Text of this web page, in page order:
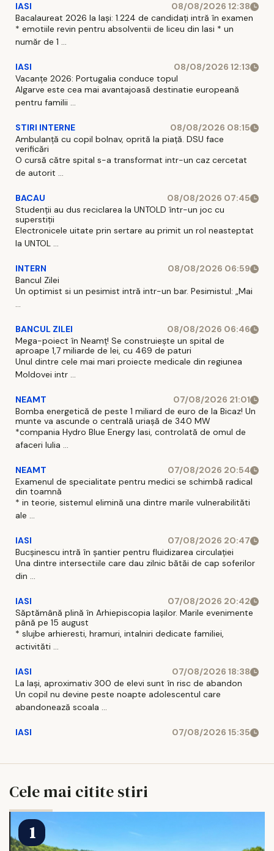
IASI
08/08/2026 12:38
Bacalaureat 2026 la Iași: 1.224 de candidați intră în examen
* emotiile revin pentru absolventii de liceu din Iasi * un
număr de 1 ...
IASI
08/08/2026 12:13
Vacanțe 2026: Portugalia conduce topul
Algarve este cea mai avantajoasă destinatie europeană
pentru familii ...
STIRI INTERNE
08/08/2026 08:15
Ambulanță cu copil bolnav, oprită la piață. DSU face
verificări
O cursă către spital s-a transformat intr-un caz cercetat
de autorit ...
BACAU
08/08/2026 07:45
Studenții au dus reciclarea la UNTOLD într-un joc cu
superstiții
Electronicele uitate prin sertare au primit un rol neasteptat
la UNTOL ...
INTERN
08/08/2026 06:59
Bancul Zilei
Un optimist si un pesimist intră intr-un bar. Pesimistul: „Mai
...
BANCUL ZILEI
08/08/2026 06:46
Mega-poiect în Neamț! Se construiește un spital de
aproape 1,7 miliarde de lei, cu 469 de paturi
Unul dintre cele mai mari proiecte medicale din regiunea
Moldovei intr ...
NEAMT
07/08/2026 21:01
Bomba energetică de peste 1 miliard de euro de la Bicaz! Un
munte va ascunde o centrală uriașă de 340 MW
*compania Hydro Blue Energy Iasi, controlată de omul de
afaceri Iulia ...
NEAMT
07/08/2026 20:54
Examenul de specialitate pentru medici se schimbă radical
din toamnă
* in teorie, sistemul elimină una dintre marile vulnerabilităti
ale ...
IASI
07/08/2026 20:47
Bucșinescu intră în șantier pentru fluidizarea circulației
Una dintre intersectiile care dau zilnic bătăi de cap soferilor
din ...
IASI
07/08/2026 20:42
Săptămână plină în Arhiepiscopia Iașilor. Marile evenimente
până pe 15 august
* slujbe arhieresti, hramuri, intalniri dedicate familiei,
activităti ...
IASI
07/08/2026 18:38
La Iași, aproximativ 300 de elevi sunt în risc de abandon
Un copil nu devine peste noapte adolescentul care
abandonează scoala ...
IASI 07/08/2026 15:35
Cele mai citite stiri